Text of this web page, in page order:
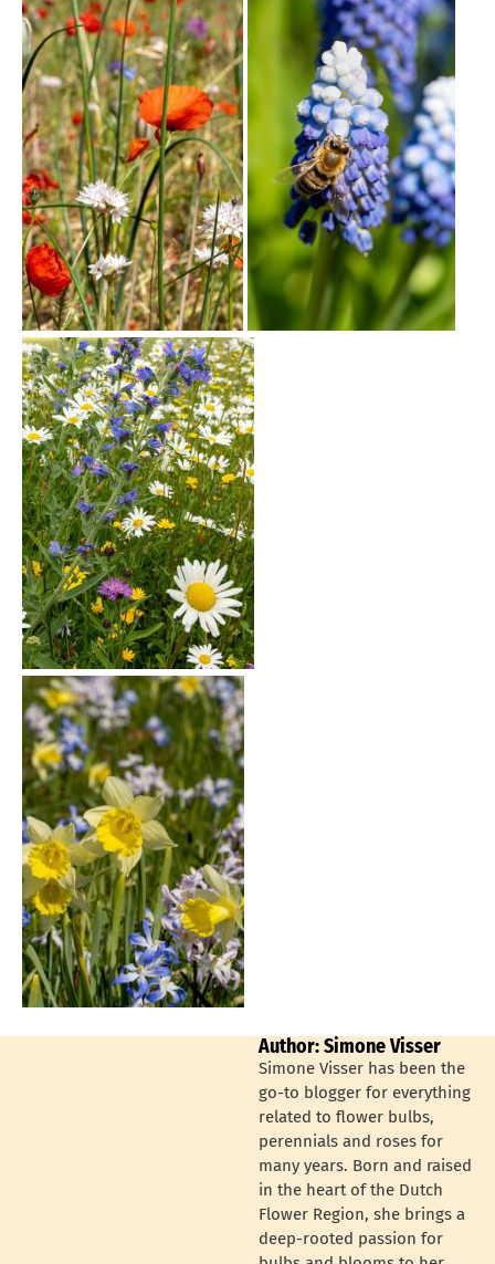
Author: Simone Visser
Simone Visser has been the
go-to blogger for everything
related to flower bulbs,
perennials and roses for
many years. Born and raised
in the heart of the Dutch
Flower Region, she brings a
deep-rooted passion for